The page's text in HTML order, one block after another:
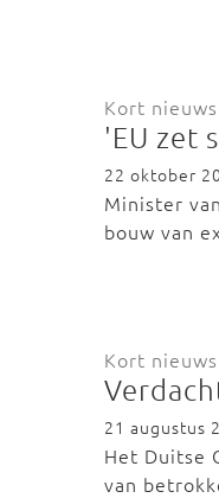
Kort nieuws
'EU zet
22 oktober
Minister
bouw van
Kort nieuws
21 augustus
Het Duitse
van